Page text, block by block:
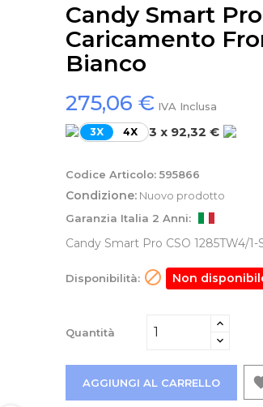
Candy Smart
Caricamento
Bianco
275,06 € IVA Inclusa
3X 4X 3 x 92,32 €
Codice Articolo: 595866
Condizione: Nuovo prodotto
Garanzia Italia 2 Anni:
Candy Smart Pro CSO 1285TW4/
Disponibilità:  Non
Quantità
AGGIUNGI AL CARRELLO